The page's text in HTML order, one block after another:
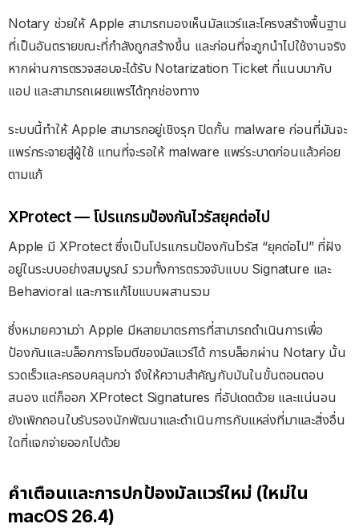
Notary ช่วยให้ Apple สามารถมองเห็นมัลแวร์และโครงสร้างพื้นฐาน
ที่เป็นอันตรายขณะที่กำลังถูกสร้างขึ้น และก่อนที่จะถูกนำไปใช้งานจริง
หากผ่านการตรวจสอบจะได้รับ Notarization Ticket ที่แนบมากับ
แอป และสามารถเผยแพร่ได้ทุกช่องทาง
ระบบนี้ทำให้ Apple สามารถอยู่เชิงรุก ปิดกั้น malware ก่อนที่มันจะ
แพร่กระจายสู่ผู้ใช้ แทนที่จะรอให้ malware แพร่ระบาดก่อนแล้วค่อย
ตามแก้
XProtect — โปรแกรมป้องกันไวรัสยุคต่อไป
Apple มี XProtect ซึ่งเป็นโปรแกรมป้องกันไวรัส “ยุคต่อไป” ที่ฝัง
อยู่ในระบบอย่างสมบูรณ์ รวมทั้งการตรวจจับแบบ Signature และ
Behavioral และการแก้ไขแบบผสานรวม
ซึ่งหมายความว่า Apple มีหลายมาตรการที่สามารถดำเนินการเพื่อ
ป้องกันและบล็อกการโจมตีของมัลแวร์ได้ การบล็อกผ่าน Notary นั้น
รวดเร็วและครอบคลุมกว่า จึงให้ความสำคัญกับมันในขั้นตอนตอบ
สนอง แต่ก็ออก XProtect Signatures ที่อัปเดตด้วย และแน่นอน
ยังเพิกถอนใบรับรองนักพัฒนาและดำเนินการกับแหล่งที่มาและสิ่งอื่น
ใดที่แจกจ่ายออกไปด้วย
คำเตือนและการปกป้องมัลแวร์ใหม่ (ใหม่ใน
macOS 26.4)